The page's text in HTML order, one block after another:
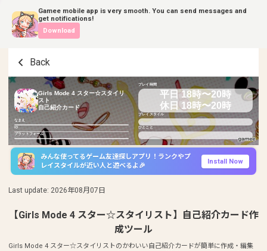
Gamee mobile app is very smooth. You can send messages and
get notifications!
Download
Back
Girls Mode 4 スター☆スタイリ
スト
自己紹介カード
なまえ
ID
プラットフォーム
プレイ時間
平日 18時〜20時
休日 18時〜20時
プレイスタイル
ひとこと
みんな使ってるゲーム友達探しアプリ！ランクやプ
レイスタイルが近い人と遊べるよ🎉
Install Now
Last update: 2026年08月07日
【Girls Mode 4 スター☆スタイリスト】自己紹介カード作
成ツール
Girls Mode 4 スター☆スタイリストのかわいい自己紹介カードが簡単に作成・編集